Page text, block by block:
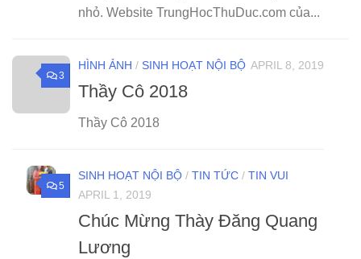
nhỏ. Website TrungHocThuDuc.com của...
3
HÌNH ẢNH / SINH HOẠT NỘI BỘ APRIL 8, 2019
Thầy Cô 2018
Thầy Cô 2018
5
SINH HOẠT NỘI BỘ / TIN TỨC / TIN VUI
APRIL 1, 2019
Chúc Mừng Thày Đăng Quang
Lương